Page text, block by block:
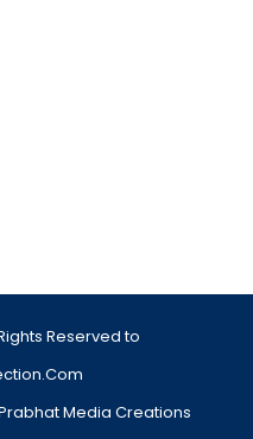
Reserved to
Media Creations